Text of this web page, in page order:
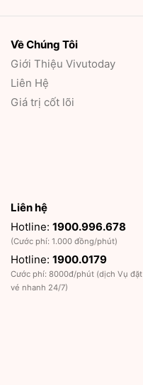
Về Chúng Tôi
Giới Thiệu Vivutoday
Liên Hệ
Giá trị cốt lõi
Liên hệ
Hotline: 1900.996.678
(Cước phí: 1.000 đồng/phút)
Hotline: 1900.0179
Cước phí: 8000đ/phút (dịch Vụ đặt
vé nhanh 24/7)